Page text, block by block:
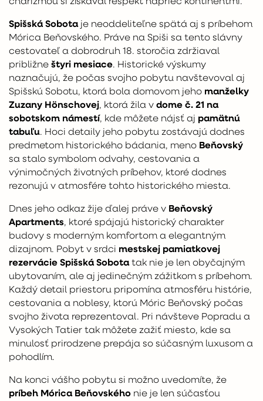
Spišská Sobota je neoddeliteľne spätá aj s príbehom
Mórica Beňovského. Práve na Spiši sa tento slávny
cestovateľ a dobrodruh 18. storočia zdržiaval
približne štyri mesiace. Historické výskumy
naznačujú, že počas svojho pobytu navštevoval aj
Spišskú Sobotu, ktorá bola domovom jeho manželky
Zuzany Hönschovej, ktorá žila v dome č. 21 na
sobotskom námestí, kde môžete nájsť aj pamätnú
tabuľu. Hoci detaily jeho pobytu zostávajú dodnes
predmetom historického bádania, meno Beňovský
sa stalo symbolom odvahy, cestovania a
výnimočných životných príbehov, ktoré dodnes
rezonujú v atmosfére tohto historického miesta.
Dnes jeho odkaz žije ďalej práve v Beňovský
Apartments, ktoré spájajú historický charakter
budovy s moderným komfortom a elegantným
dizajnom. Pobyt v srdci mestskej pamiatkovej
rezervácie Spišská Sobota tak nie je len obyčajným
ubytovaním, ale aj jedinečným zážitkom s príbehom.
Každý detail priestoru pripomína atmosféru histórie,
cestovania a noblesy, ktorú Móric Beňovský počas
svojho života reprezentoval. Pri návšteve Popradu a
Vysokých Tatier tak môžete zažiť miesto, kde sa
minulosť prirodzene prepája so súčasným luxusom a
pohodlím.
Na konci vášho pobytu si možno uvedomíte, že
príbeh Mórica Beňovského nie je len súčasťou